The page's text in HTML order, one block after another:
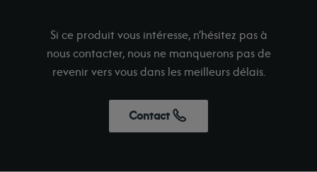
Si ce produit vous intéresse, n’hésitez pas à
nous contacter, nous ne manquerons pas de
revenir vers vous dans les meilleurs délais.
Contact